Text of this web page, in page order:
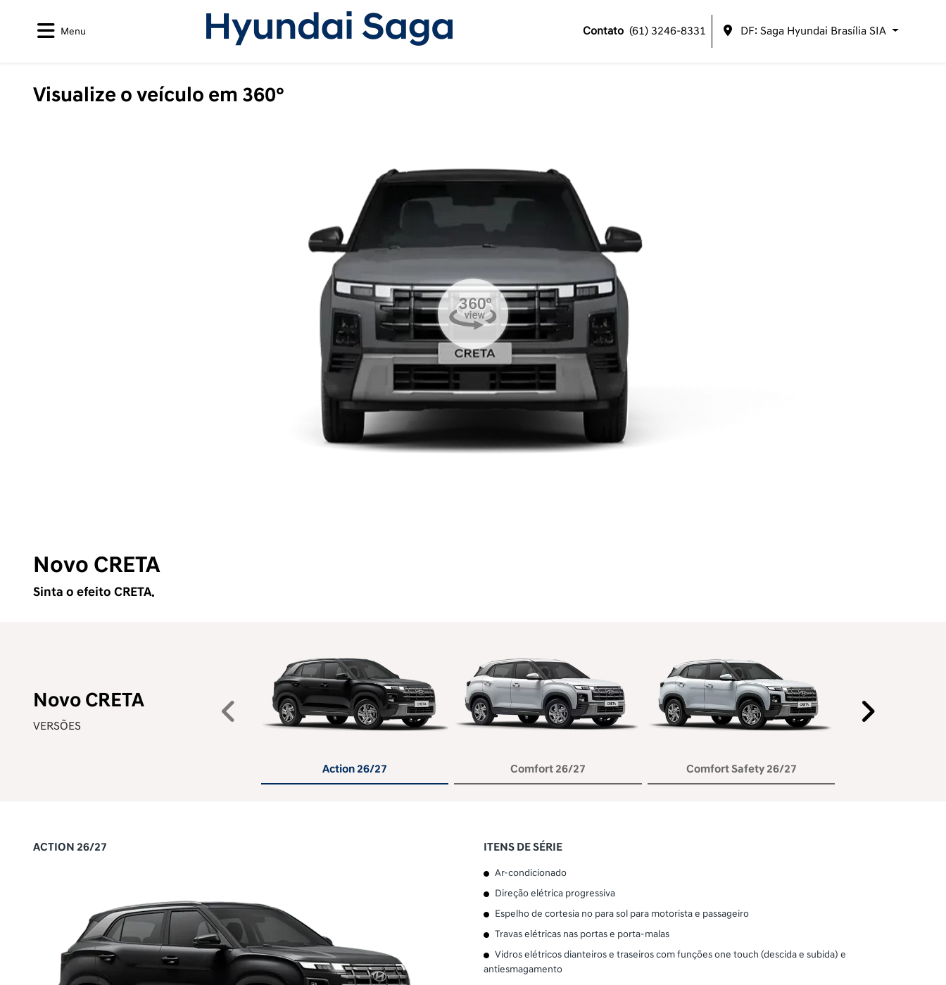
Menu Contato (61) 3246-8331 DF: Saga Hyundai Brasília SIA
Visualize o veículo em 360°
Novo CRETA
Sinta o efeito CRETA.
Novo CRETA
VERSÕES
Action 26/27 Comfort 26/27 Comfort Safety 26/27
Anterior
ACTION 26/27 ITENS DE SÉRIE
Ar-condicionado
Direção elétrica progressiva
Espelho de cortesia no para sol para motorista e passageiro
Travas elétricas nas portas e porta-malas
Vidros elétricos dianteiros e traseiros com funções one touch (descida e subida) e
antiesmagamento